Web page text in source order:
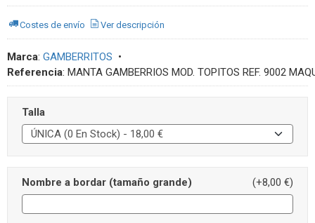
Costes de envío Ver descripción
Marca: GAMBERRITOS •
Referencia: MANTA GAMBERRIOS MOD. TOPITOS REF. 9002
Talla
Nombre a bordar (tamaño grande) (+8,00 €)